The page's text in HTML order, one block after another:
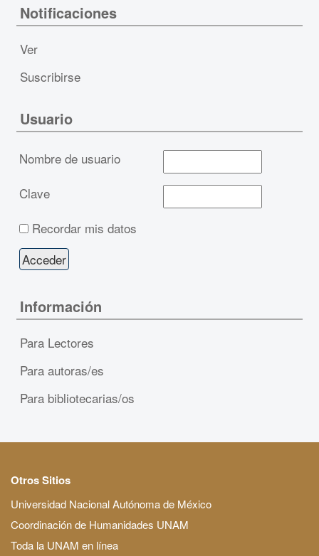
Notificaciones
Ver
Suscribirse
Usuario
Nombre de usuario
Clave
Recordar mis datos
Información
Para Lectores
Para autoras/es
Para bibliotecarias/os
Otros Sitios
Universidad Nacional Autónoma de México
Coordinación de Humanidades UNAM
Toda la UNAM en línea